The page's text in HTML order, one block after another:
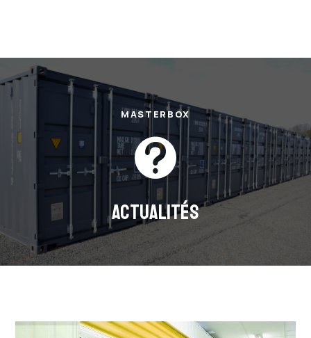
MASTERBOX

ACTUALITÉS